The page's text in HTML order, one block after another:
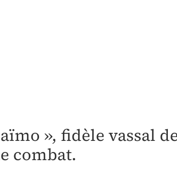
», fidèle vassal
combat.